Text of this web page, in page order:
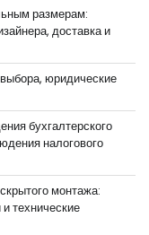
размерам:
доставка и
юридические
бухгалтерского
налогового
монтажа:
технические